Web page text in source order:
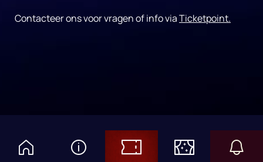
Contacteer ons voor vragen of info viaTicketpoint.
© 2026 Studio 100 | Alle rechten voorbehouden
Algemene voorwaarden
Privacy FAQ